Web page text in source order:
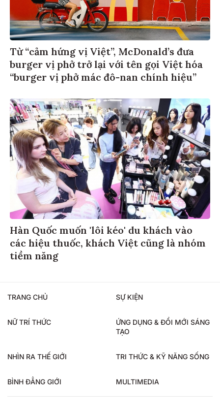
Từ “cảm hứng vị Việt”, McDonald’s đưa
burger vị phở trở lại với tên gọi Việt hóa
“burger vị phở mác đô-nan chính hiệu”
Hàn Quốc muốn 'lôi kéo' du khách vào
các hiệu thuốc, khách Việt cũng là nhóm
tiềm năng
TRANG CHỦ SỰ KIỆN
NỮ TRÍ THỨC
ỨNG DỤNG & ĐỔI MỚI SÁNG
TẠO
NHÌN RA THẾ GIỚI TRI THỨC & KỸ NĂNG SỐNG
BÌNH ĐẲNG GIỚI MULTIMEDIA